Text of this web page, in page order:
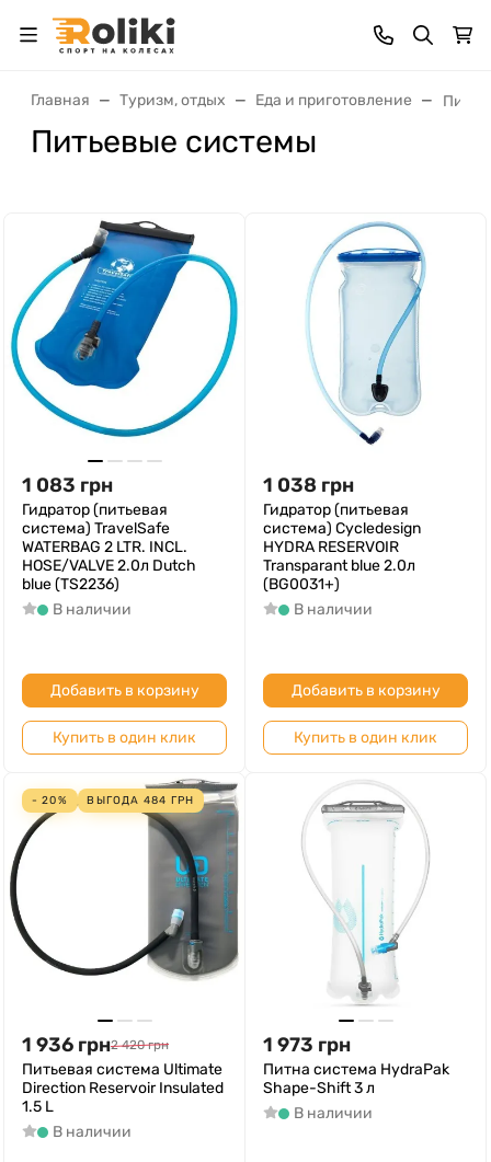
Главная Туризм, отдых Еда и приготовление
Питьевые системы
1 083 грн
Гидратор (питьевая
система) TravelSafe
WATERBAG 2 LTR. INCL.
HOSE/VALVE 2.0л Dutch
blue (TS2236)
В наличии
Добавить в корзину
Купить в один клик
1 038 грн
Гидратор (питьевая
система) Cycledesign
HYDRA RESERVOIR
Transparant blue 2.0л
(BG0031+)
В наличии
Добавить в корзину
Купить в один клик
- 20% ВЫГОДА 484 ГРН
1 936 грн2 420 грн
Питьевая система Ultimate
Direction Reservoir Insulated
1.5 L
В наличии
1 973 грн
Питна система HydraPak
Shape-Shift 3 л
В наличии